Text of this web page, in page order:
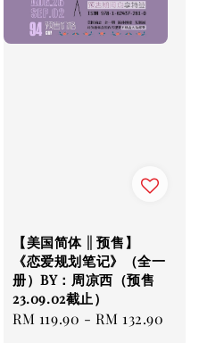
【美国简体 || 预售】
《恋爱规划笔记》（全一
册）BY：周凉西（预售
23.09.02截止）
Regular
RM 119.90 -RM 132.90